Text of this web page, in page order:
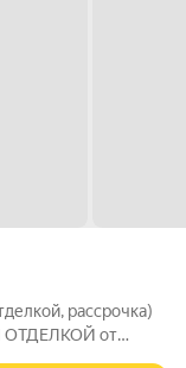
рассрочка)
ОТДЕЛКОЙ от